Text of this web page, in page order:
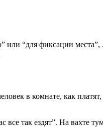
“для фиксации места”,
в комнате, как платят,
так ездят”. На вахте